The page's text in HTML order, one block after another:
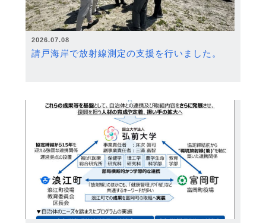
2026.07.08
請戸海岸で放射線測定の支援を行いました。